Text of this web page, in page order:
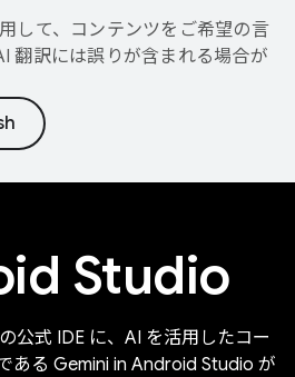
して、コンテンツをご希望の言
翻訳には誤りが含まれる場合が
Studio
公式 IDE に、AI を活用したコー
ある Gemini in Android Studio が